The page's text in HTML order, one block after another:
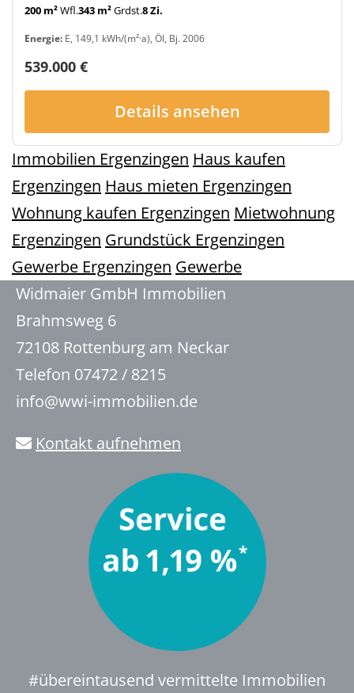
200 m²Wfl.343 m²Grdst.8 Zi.
Energie: E, 149,1 kWh/(m²·a), Öl, Bj. 2006
539.000 €
Details ansehen
Immobilien Ergenzingen Haus kaufen
Ergenzingen Haus mieten Ergenzingen
Wohnung kaufen Ergenzingen Mietwohnung
Ergenzingen Grundstück Ergenzingen
Gewerbe Ergenzingen Gewerbe
Widmaier GmbH Immobilien
Brahmsweg 6
72108 Rottenburg am Neckar
Telefon 07472 / 8215
info@wwi-immobilien.de
Kontakt aufnehmen
#übereintausend vermittelte Immobilien